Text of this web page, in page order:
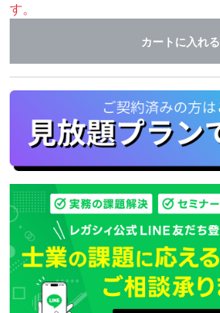
す。
カートに入れる